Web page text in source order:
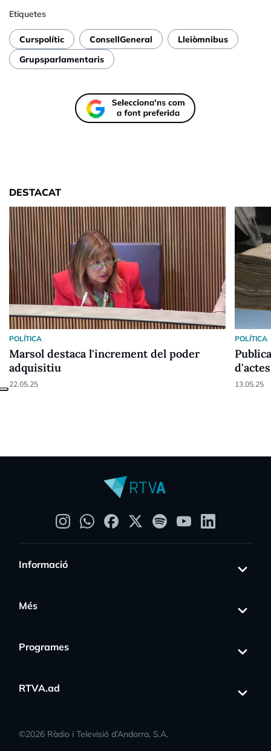
Etiquetes
Curspolític ConsellGeneral
Lleiòmnibus
Grupsparlamentaris
DESTACAT
POLÍTICA
Marsol destaca l'increment del poder
adquisitiu
22.05.25
POLÍTICA
13.05.25
Informació
Més
Programes
RTVA.ad
©2026 Ràdio i Televisió d’Andorra, S.A.